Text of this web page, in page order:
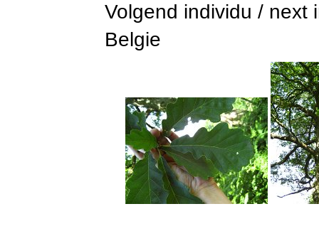
Volgend individu / next
Belgie